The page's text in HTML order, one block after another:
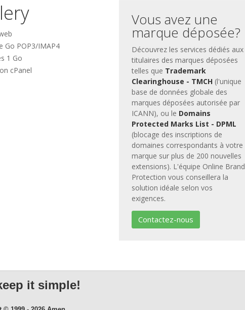
Go POP3/IMAP4
1 Go
cPanel
Vous avez une
marque déposée?
Découvrez les services dédiés aux
titulaires des marques déposées
telles que Trademark
Clearinghouse - TMCH (l'unique
base de données globale des
marques déposées autorisée par
ICANN), ou le Domains
Protected Marks List - DPML
(blocage des inscriptions de
domaines correspondants à votre
marque sur plus de 200 nouvelles
extensions). L'équipe Online Brand
Protection vous conseillera la
solution idéale selon vos
exigences.
Contactez-nous
it simple!